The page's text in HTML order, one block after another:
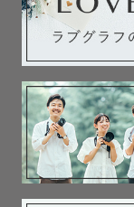
《 🫧 指名料について 》
⌇時期によって変動し
⌇リピーターさん割
※みてねアプリから
《 💌 お 問 い 合 わ せ 》
ゲスト様への丁寧な
ご相談したいこと、
にお問い合わせくだ